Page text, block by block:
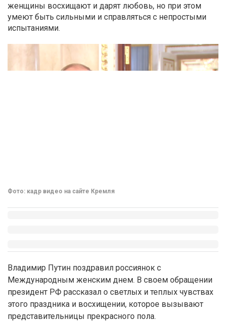
женщины восхищают и дарят любовь, но при этом
умеют быть сильными и справляться с непростыми
испытаниями.
Фото: кадр видео на сайте Кремля
Владимир Путин поздравил россиянок с
Международным женским днем. В своем обращении
президент РФ рассказал о светлых и теплых чувствах
этого праздника и восхищении, которое вызывают
представительницы прекрасного пола.